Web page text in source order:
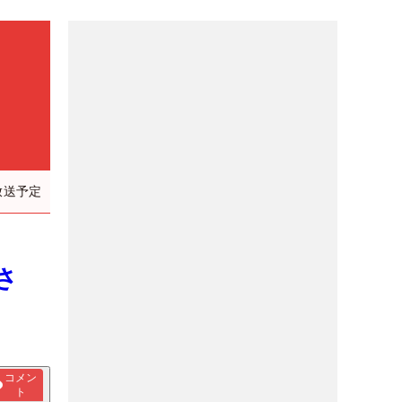
予定
コメン
ト